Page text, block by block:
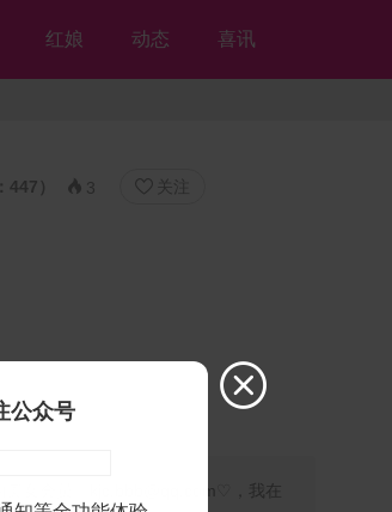
红娘 动态 喜讯
447）  3  关注
美女会员♡kjc.bbb@qq.com♡，我在

公众号